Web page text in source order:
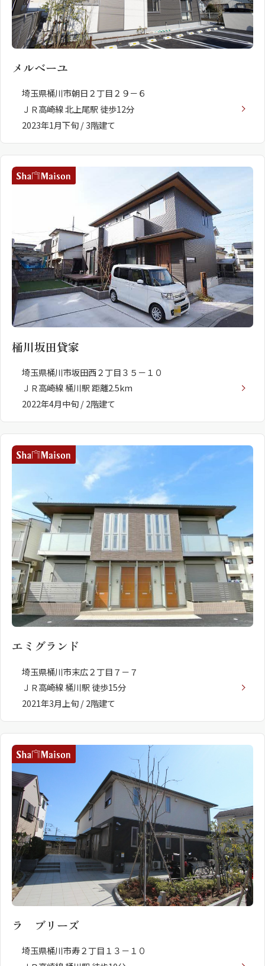
メルベーユ
埼玉県桶川市朝日２丁目２９－６
ＪＲ高崎線 北上尾駅 徒歩12分
2023年1月下旬 / 3階建て
桶川坂田貸家
埼玉県桶川市坂田西２丁目３５－１０
ＪＲ高崎線 桶川駅 距離2.5km
2022年4月中旬 / 2階建て
エミグランド
埼玉県桶川市末広２丁目７－７
ＪＲ高崎線 桶川駅 徒歩15分
2021年3月上旬 / 2階建て
ラ ブリーズ
埼玉県桶川市寿２丁目１３－１０